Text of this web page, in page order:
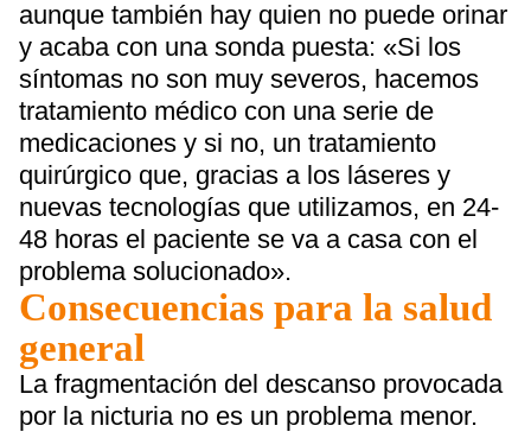
aunque también hay quien no puede orinar
y acaba con una sonda puesta: «Si los
síntomas no son muy severos, hacemos
tratamiento médico con una serie de
medicaciones y si no, un tratamiento
quirúrgico que, gracias a los láseres y
nuevas tecnologías que utilizamos, en 24-
48 horas el paciente se va a casa con el
problema solucionado».
Consecuencias para la salud
general
La fragmentación del descanso provocada
por la nicturia no es un problema menor.